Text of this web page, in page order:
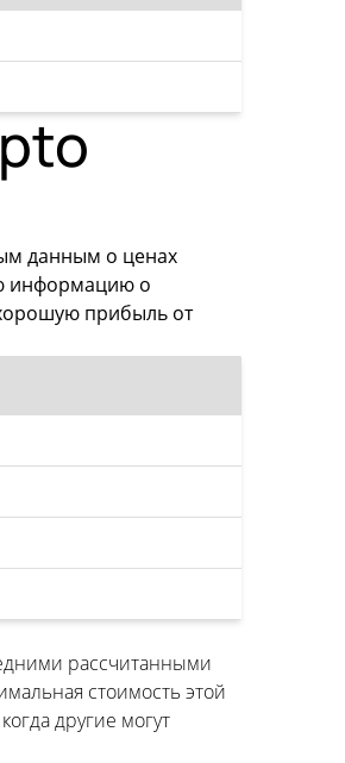
данным о ценах
информацию о
прибыль от
рассчитанными
стоимость этой
другие могут